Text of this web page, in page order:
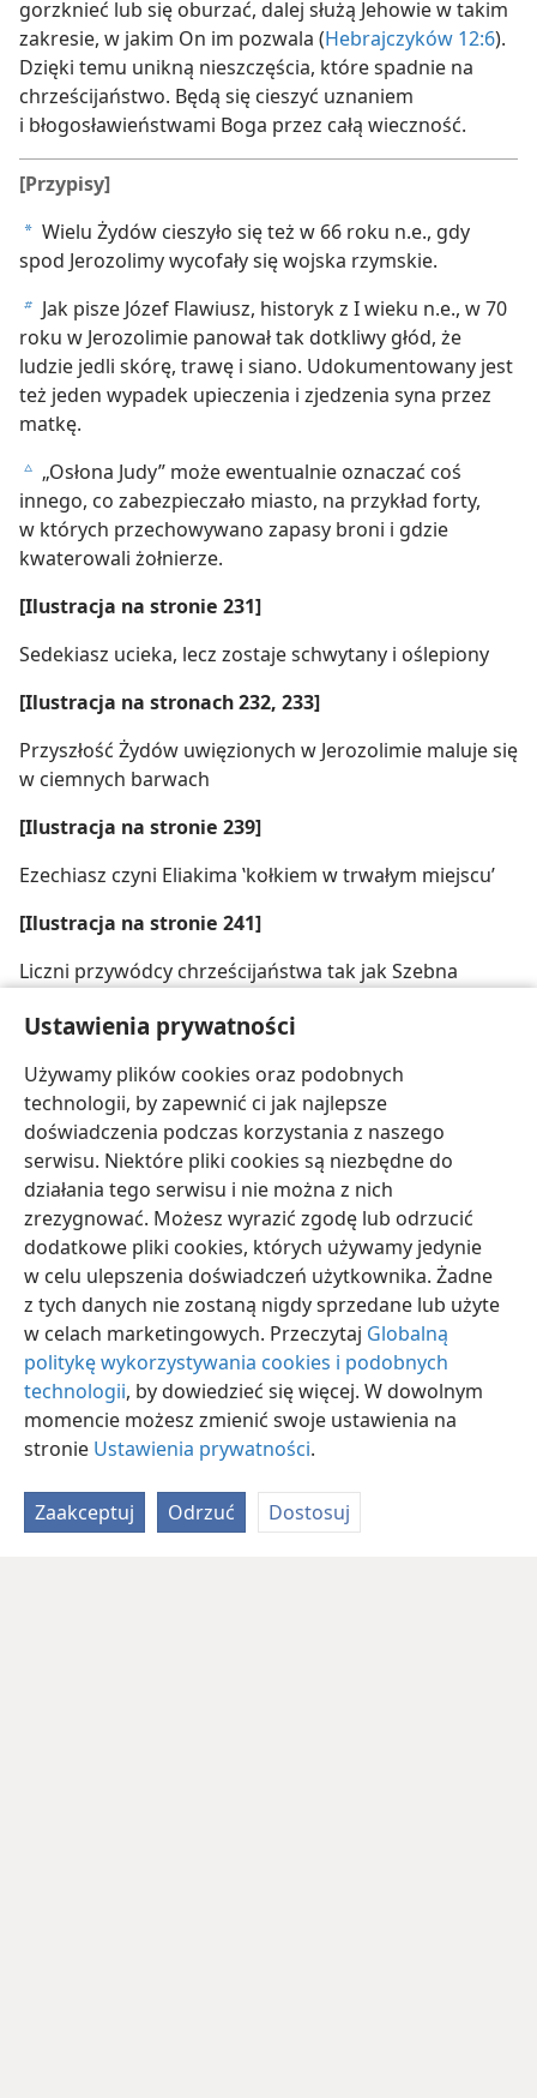
Ustawienia prywatności
Używamy plików cookies oraz podobnych
technologii, by zapewnić ci jak najlepsze
doświadczenia podczas korzystania z naszego
serwisu. Niektóre pliki cookies są niezbędne do
działania tego serwisu i nie można z nich
zrezygnować. Możesz wyrazić zgodę lub odrzucić
dodatkowe pliki cookies, których używamy jedynie
w celu ulepszenia doświadczeń użytkownika. Żadne
z tych danych nie zostaną nigdy sprzedane lub użyte
w celach marketingowych. Przeczytaj Globalną
politykę wykorzystywania cookies i podobnych
technologii, by dowiedzieć się więcej. W dowolnym
momencie możesz zmienić swoje ustawienia na
stronie Ustawienia prywatności.
Zaakceptuj Odrzuć Dostosuj
gorzknieć lub się oburzać, dalej służą Jehowie w takim
zakresie, w jakim On im pozwala (Hebrajczyków 12:6).
Dzięki temu unikną nieszczęścia, które spadnie na
chrześcijaństwo. Będą się cieszyć uznaniem
i błogosławieństwami Boga przez całą wieczność.
[Przypisy]
a Wielu Żydów cieszyło się też w 66 roku n.e., gdy
spod Jerozolimy wycofały się wojska rzymskie.
b Jak pisze Józef Flawiusz, historyk z I wieku n.e., w 70
roku w Jerozolimie panował tak dotkliwy głód, że
ludzie jedli skórę, trawę i siano. Udokumentowany jest
też jeden wypadek upieczenia i zjedzenia syna przez
matkę.
c „Osłona Judy” może ewentualnie oznaczać coś
innego, co zabezpieczało miasto, na przykład forty,
w których przechowywano zapasy broni i gdzie
kwaterowali żołnierze.
[Ilustracja na stronie 231]
Sedekiasz ucieka, lecz zostaje schwytany i oślepiony
[Ilustracja na stronach 232, 233]
Przyszłość Żydów uwięzionych w Jerozolimie maluje się
w ciemnych barwach
[Ilustracja na stronie 239]
Ezechiasz czyni Eliakima ‛kołkiem w trwałym miejscu’
[Ilustracja na stronie 241]
Liczni przywódcy chrześcijaństwa tak jak Szebna
[Ilustracje na stronie 242]
W czasach nowożytnych klasa wiernego szafarza
została ustanowiona nad domostwem Jezusa